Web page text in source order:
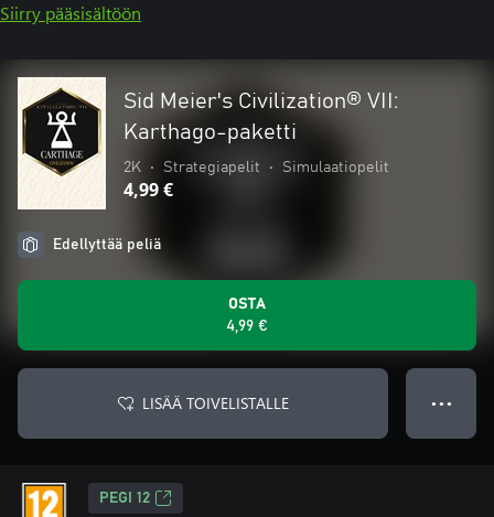
Siirry pääsisältöön
Sid Meier's Civilization® VII:
Karthago-paketti
2K • Strategiapelit • Simulaatiopelit
4,99 €
Edellyttää peliä
OSTA
4,99 €
LISÄÄ TOIVELISTALLE ● ● ●
PEGI 12